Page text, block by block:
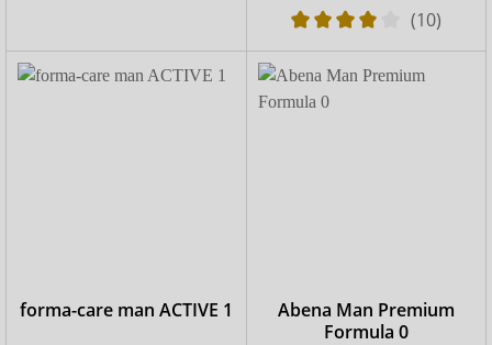
(10)
forma-care man ACTIVE 1
Abena Man Premium
Formula 0